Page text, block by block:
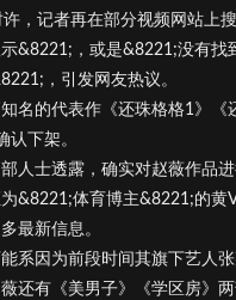
，记者再在部分视频网站上
&8221;，或是&8221;没有
，引发网友热议。
名的代表作《还珠格格1》
认下架。
人士透露，确实对赵薇作品
&8221;体育博主&8221;的
最新信息。
系因为前段时间其旗下艺人张
还有《美男子》《学区房》